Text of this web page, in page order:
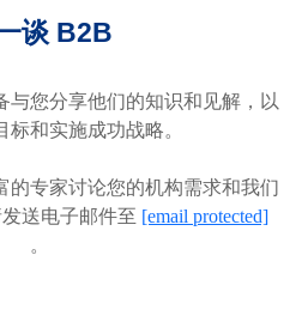
谈 B2B
与您分享他们的知识和见解，以
标和实施成功战略。
的专家讨论您的机构需求和我们
送电子邮件至 [email protected]
。